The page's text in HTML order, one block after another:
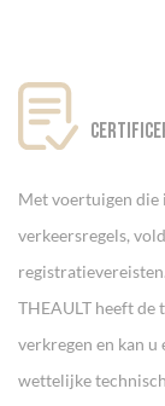
Met voertuigen die
verkeersregels,
registratievereisten.
THEAULT heeft de
verkregen en kan
wettelijke